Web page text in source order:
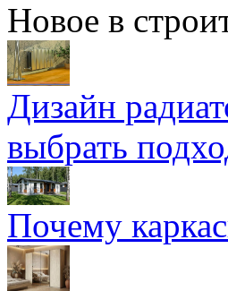
Новое в
Дизайн
выбрать
Почему